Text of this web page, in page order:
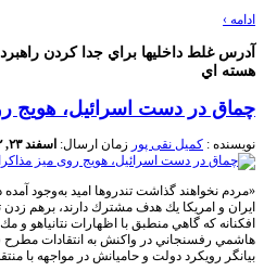
ادامه ›
آدرس غلط داخلي‏ها براي جدا كردن
هسته ‏اي
چماق در دست اسرائیل، هویج
نویسنده : کمیل نقی پور زمان ارسال: اسفند ۲۳, ۱۳۹۲
«مردم نخواهند گذاشت تندروها اميد به‌وجود
ايران و امریکا يك هدف مشترك دارند، برهم زدن
افكنانه كه گاهي منطبق با اظهارات نتانياهو و
هاشمي رفسنجاني در واكنش به انتقادات مطرح
بيانگر رويكرد دولت و حاميانش در مواجهه با